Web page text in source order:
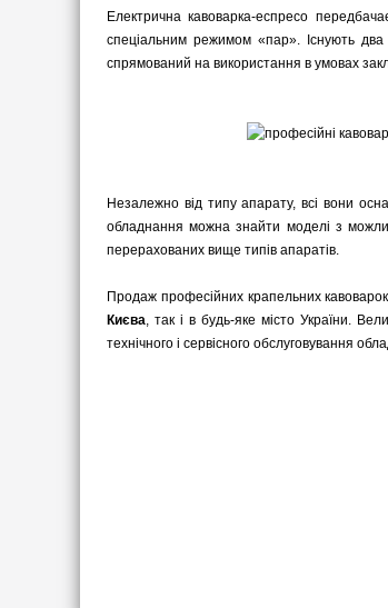
Електрична кавоварка-еспресо
спеціальним режимом «пар». Існують
спрямований на використання в умовах
Незалежно від типу апарату, всі вони
обладнання можна знайти моделі з
перерахованих вище типів апаратів.
Продаж професійних крапельних
Києва, так і в будь-яке місто України.
технічного і сервісного обслуговування